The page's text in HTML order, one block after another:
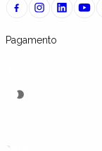
Pagamento